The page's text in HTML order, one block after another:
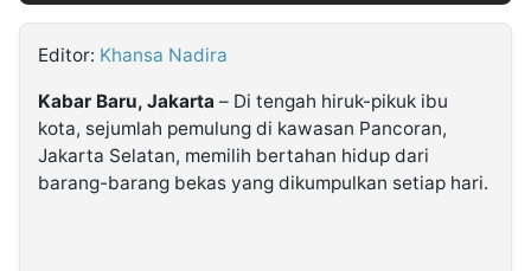
Kabarbaru.co
Editor: Khansa Nadira
Kabar Baru, Jakarta – Di tengah hiruk-pikuk ibu
kota, sejumlah pemulung di kawasan Pancoran,
Jakarta Selatan, memilih bertahan hidup dari
barang-barang bekas yang dikumpulkan setiap hari.